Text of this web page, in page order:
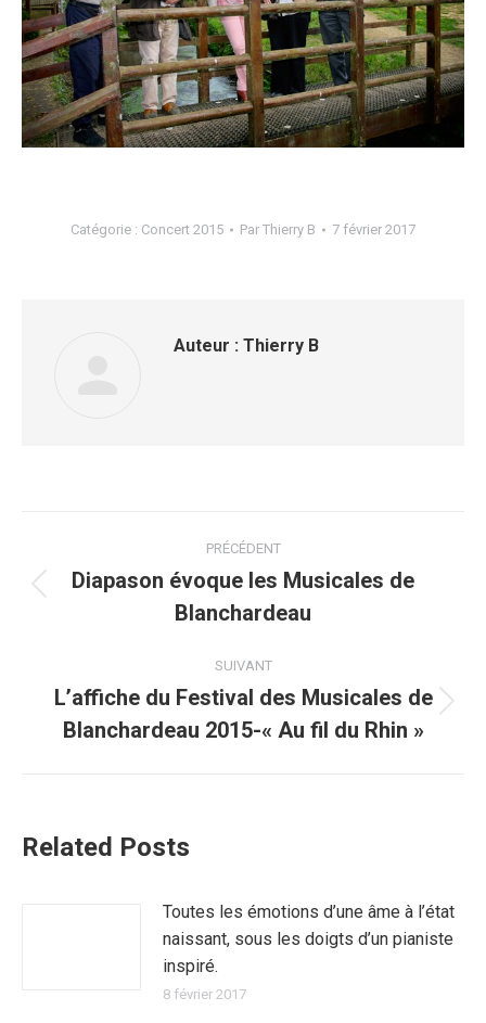
Catégorie : Concert 2015 Par Thierry B 7 février 2017
Auteur : Thierry B
article
PRÉCÉDENT
précédent
Diapason évoque les Musicales de
Blanchardeau
SUIVANT
suivant
L’affiche du Festival des Musicales de
Blanchardeau 2015-« Au fil du Rhin »
Related Posts
Toutes les émotions d’une âme à l’état
naissant, sous les doigts d’un pianiste
inspiré.
8 février 2017